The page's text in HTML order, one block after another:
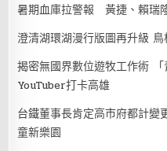
暑期血庫拉警報 黃捷、賴瑞
澄清湖環湖漫行版圖再升級
揭密無國界數位遊牧工作術
YouTuber打卡高雄
台鐵董事長肯定高市府都計變
童新樂園